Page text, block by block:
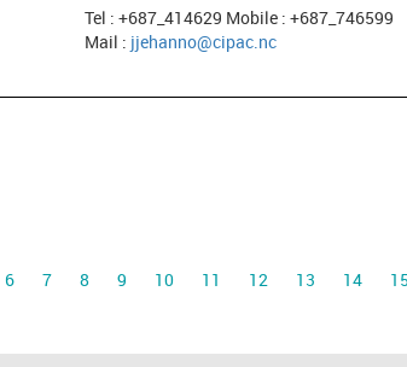
Tel : +687_414629 Mobile : +687_746599
Mail : jjehanno@cipac.nc
6 7 8 9 10 11 12 13 14 15